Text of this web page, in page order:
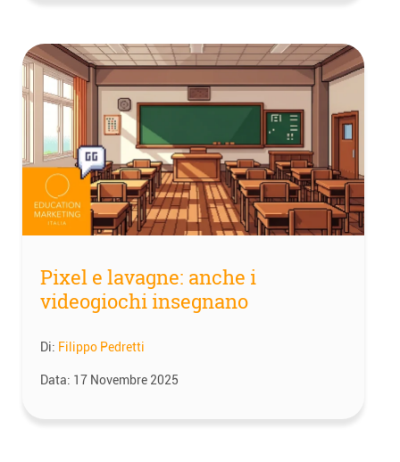
Pixel e lavagne: anche i
videogiochi insegnano
Di: Filippo Pedretti
Data: 17 Novembre 2025